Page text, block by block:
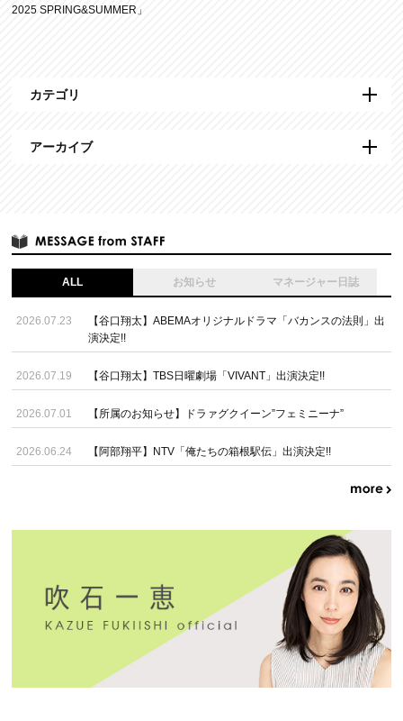
2025 SPRING&SUMMER」
カテゴリ
アーカイブ
ALL お知らせ マネージャー日誌
2026.07.23
【谷口翔太】ABEMAオリジナルドラマ「バカンスの法則」出
演決定!!
2026.07.19 【谷口翔太】TBS日曜劇場「VIVANT」出演決定!!
2026.07.01 【所属のお知らせ】ドラァグクイーン”フェミニーナ”
2026.06.24 【阿部翔平】NTV「俺たちの箱根駅伝」出演決定!!